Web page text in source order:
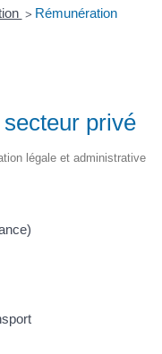
> Rémunération
privé
légale et administrative